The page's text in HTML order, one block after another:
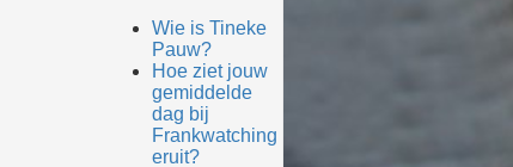
Wie is Tineke
Pauw?
Hoe ziet jouw
gemiddelde
dag bij
Frankwatching
eruit?